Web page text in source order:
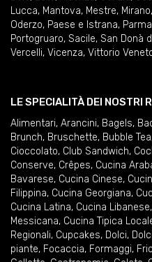
Lucca, Mantova, Mestre, Mirano,
Oderzo, Paese e Istrana, Parma
Portogruaro, Sacile, San Donà
Vercelli, Vicenza, Vittorio
LE SPECIALITÀ DEI NOSTRI
Alimentari, Arancini, Bagels,
Brunch, Bruschette, Bubble Tea
Cioccolato, Club Sandwich,
Conserve, Crêpes, Cucina
Bavarese, Cucina Cinese,
Filippina, Cucina Georgiana,
Cucina Latina, Cucina Libanese,
Messicana, Cucina Tipica
Regionali, Cupcakes, Dolci,
piante, Focaccia, Formaggi,